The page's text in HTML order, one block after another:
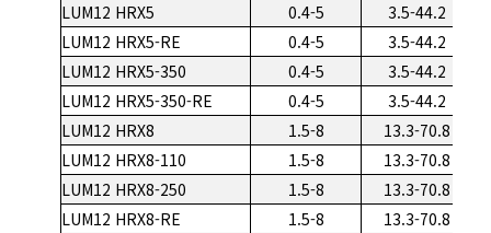
LUM12 HRX5
0.4-5
3.5-44.2
LUM12 HRX5-RE
0.4-5
3.5-44.2
LUM12 HRX5-350
0.4-5
3.5-44.2
LUM12 HRX5-350-RE
0.4-5
3.5-44.2
LUM12 HRX8
1.5-8
13.3-70.8
LUM12 HRX8-110
1.5-8
13.3-70.8
LUM12 HRX8-250
1.5-8
13.3-70.8
LUM12 HRX8-RE
1.5-8
13.3-70.8